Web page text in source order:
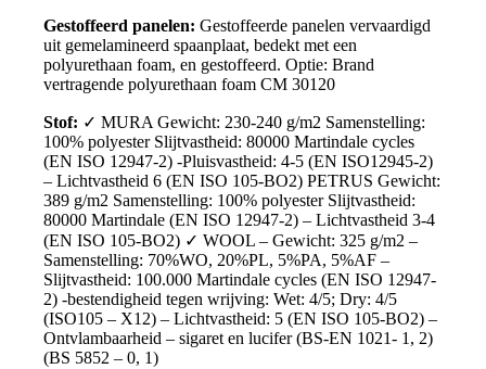
Gestoffeerd panelen:Gestoffeerde panelen vervaardigd
uit gemelamineerd spaanplaat, bedekt met een
polyurethaan foam, en gestoffeerd. Optie: Brand
vertragende polyurethaan foam CM 30120
Stof: ✓ MURA Gewicht: 230-240 g/m2 Samenstelling:
100% polyester Slijtvastheid: 80000 Martindale cycles
(EN ISO 12947-2) -Pluisvastheid: 4-5 (EN ISO12945-2)
– Lichtvastheid 6 (EN ISO 105-BO2) PETRUS Gewicht:
389 g/m2 Samenstelling: 100% polyester Slijtvastheid:
80000 Martindale (EN ISO 12947-2) – Lichtvastheid 3-4
(EN ISO 105-BO2) ✓ WOOL – Gewicht: 325 g/m2 –
Samenstelling: 70%WO, 20%PL, 5%PA, 5%AF –
Slijtvastheid: 100.000 Martindale cycles (EN ISO 12947-
2) -bestendigheid tegen wrijving: Wet: 4/5; Dry: 4/5
(ISO105 – X12) – Lichtvastheid: 5 (EN ISO 105-BO2) –
Ontvlambaarheid – sigaret en lucifer (BS-EN 1021- 1, 2)
(BS 5852 – 0, 1)